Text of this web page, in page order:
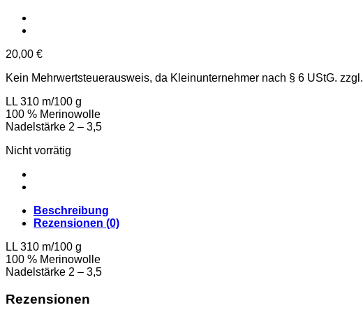
20,00 €
Kein Mehrwertsteuerausweis, da Kleinunternehmer nach § 6 UStG. zzgl.
LL 310 m/100 g
100 % Merinowolle
Nadelstärke 2 – 3,5
Nicht vorrätig
Beschreibung
Rezensionen (0)
LL 310 m/100 g
100 % Merinowolle
Nadelstärke 2 – 3,5
Rezensionen